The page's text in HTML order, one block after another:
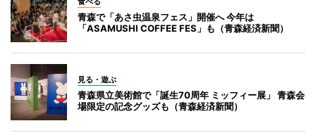
青森で「あさ虫温泉フェス」開催へ 今年は
「ASAMUSHI COFFEE FES」も（青森経済新聞）
見る・遊ぶ
青森県立美術館で「誕生70周年 ミッフィー展」 青森会
場限定の記念グッズも（青森経済新聞）